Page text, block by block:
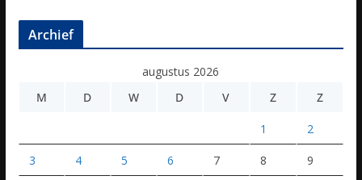
Archief
augustus 2026
M
D W D V Z Z
1 2
3 4 5 6 7 8 9